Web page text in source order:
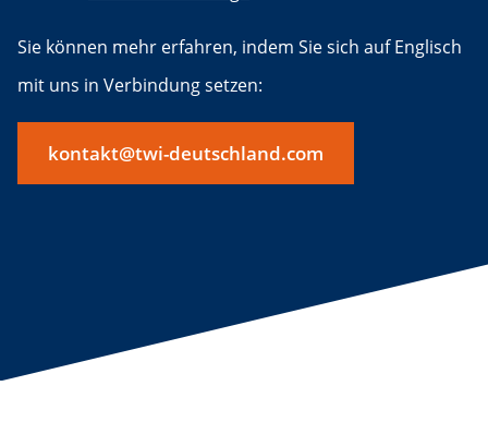
Sie können mehr erfahren, indem Sie sich auf Englisch
mit uns in Verbindung setzen:
kontakt@twi-deutschland.com